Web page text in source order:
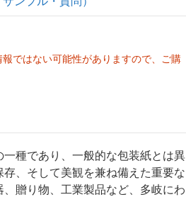
ではない可能性がありますので、ご購
種であり、一般的な包装紙とは異
、そして美観を兼ね備えた重要な
贈り物、工業製品など、多岐にわ